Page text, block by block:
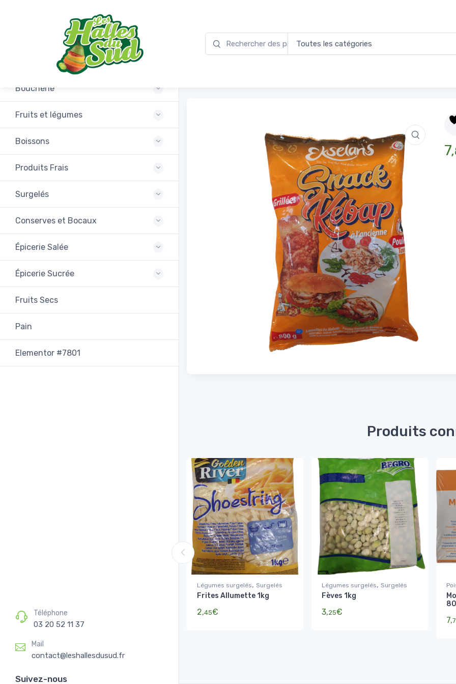
Promotions
Boucherie
Fruits et légumes
Boissons
Produits Frais
Surgelés
Conserves et Bocaux
Épicerie Salée
Épicerie Sucrée
Fruits Secs
Pain
Elementor #7801
Téléphone
03 20 52 11 37
Mail
contact@leshallesdusud.fr
Suivez-nous
7,
Produits
Légumes surgelés, Surgelés
Frites Allumette 1kg
2,45€
Légumes surgelés, Surgelés
Fèves 1kg
3,25€
7,